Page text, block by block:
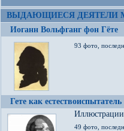
ВЫДАЮЩИЕСЯ ДЕЯТЕЛИ
Иоганн Вольфганг фон Гёте
93 фото,
Гете как естествоиспытатель
49 фото,